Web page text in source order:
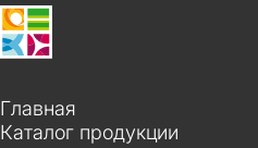
Главная
Каталог продукции